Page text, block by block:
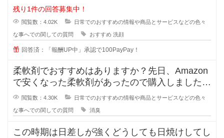
ーションが残りやすいです。
残り1件の回答募集中！
閲覧数：4.02K 日常でのおすすめの情報や商品とサービスなどの色々
な事へでの関しての質問 おすすめ 洗顔
回答済：「報酬UP中」承認で100PayPay！
柔軟剤でおすすめはありますか？先日、Amazon
で安くなった柔軟剤があったので購入しました
が、苦手な匂いでした。
閲覧数：4.30K 日常でのおすすめの情報や商品とサービスなどの色々
な事へでの関しての質問 消臭
この時期は日差しが強くどうしても日焼けしてし